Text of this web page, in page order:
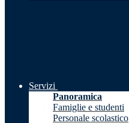
Servizi
Panoramica
Famiglie e studenti
Personale scolastico